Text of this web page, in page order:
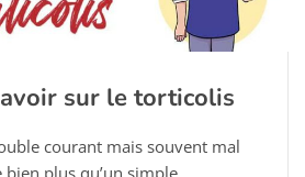
sur le torticolis
courant mais souvent mal
plus qu’un simple